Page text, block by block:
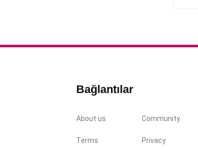
Bağlantılar
About us Community
Terms Privacy